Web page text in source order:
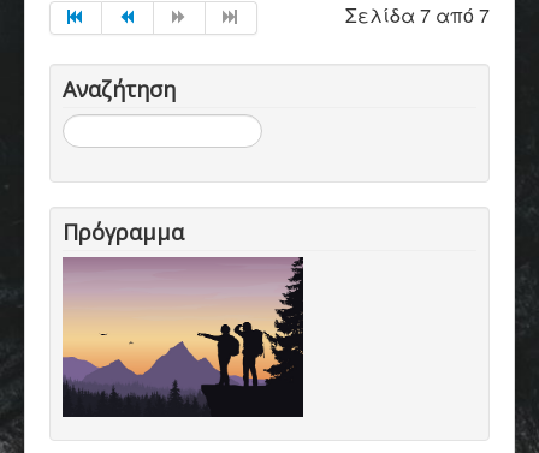
Σελίδα 7 από 7
Αναζήτηση
Αναζήτηση...
Πρόγραμμα